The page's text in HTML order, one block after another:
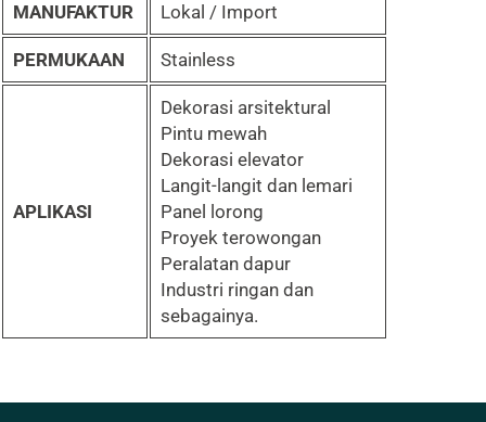
MANUFAKTUR Lokal / Import
PERMUKAAN Stainless
APLIKASI
Dekorasi arsitektural
Pintu mewah
Dekorasi elevator
Langit-langit dan lemari
Panel lorong
Proyek terowongan
Peralatan dapur
Industri ringan dan
sebagainya.